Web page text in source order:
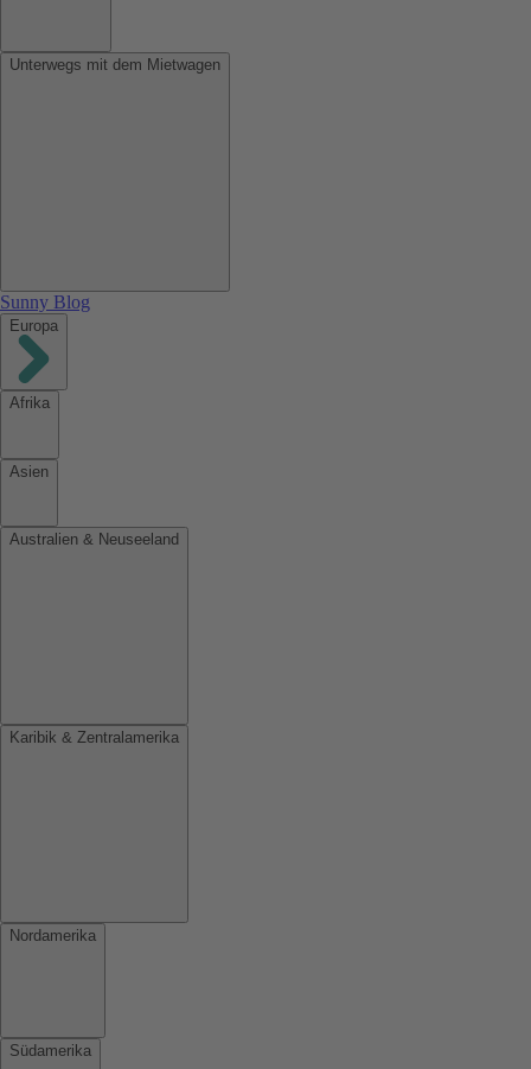
Unterwegs mit dem Mietwagen
Sunny Blog
Europa
Afrika
Asien
Australien & Neuseeland
Karibik & Zentralamerika
Nordamerika
Südamerika